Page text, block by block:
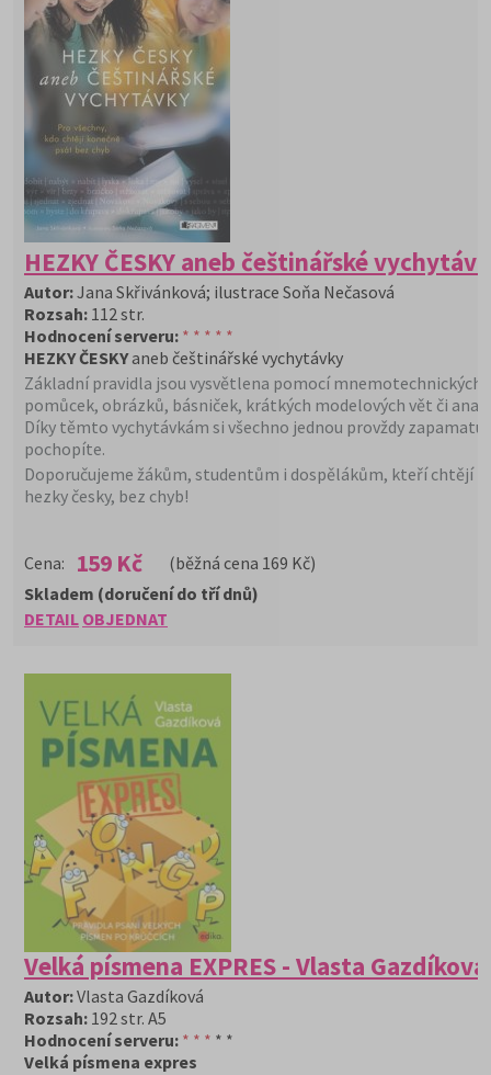
HEZKY ČESKY aneb češtinářské
Autor:Jana Skřivánková; ilustrace Soňa Nečasová
Rozsah: 112 str.
Hodnocení serveru: * * * * *
HEZKY ČESKYaneb češtinářské vychytávky
Základní pravidla jsou vysvětlena pomocí mnemotechnických
pomůcek, obrázků, básniček, krátkých modelových vět či
Díky těmto vychytávkám si všechno jednou provždy
pochopíte.
Doporučujeme žákům, studentům i dospělákům, kteří chtějí
hezky česky, bez chyb!
Cena: 159 Kč (běžná cena 169 Kč)
DETAIL OBJEDNAT
Skladem (doručení do tří dnů)
Velká písmena EXPRES - Vlasta Gazdíková
Autor:Vlasta Gazdíková
Rozsah: 192 str. A5
Hodnocení serveru: * * * * *
Velká písmena expres